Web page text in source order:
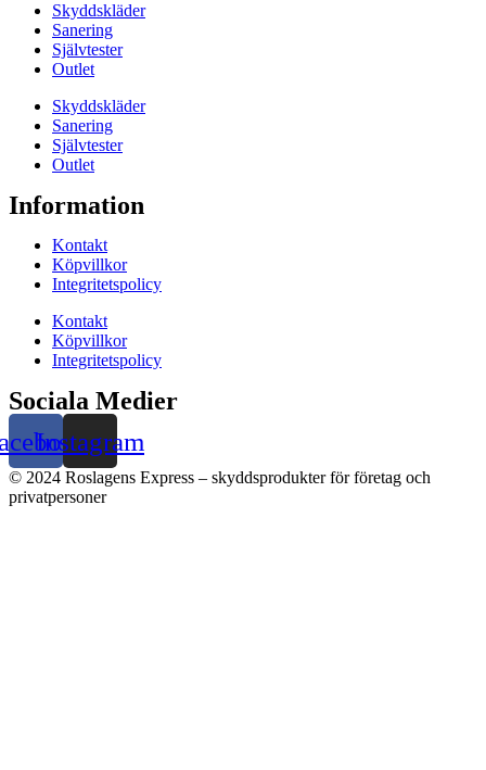
Skyddskläder
Sanering
Självtester
Outlet
Skyddskläder
Sanering
Självtester
Outlet
Information
Kontakt
Köpvillkor
Integritetspolicy
Kontakt
Köpvillkor
Integritetspolicy
Sociala Medier
Instagram
© 2024 Roslagens Express – skyddsprodukter för företag och
privatpersoner